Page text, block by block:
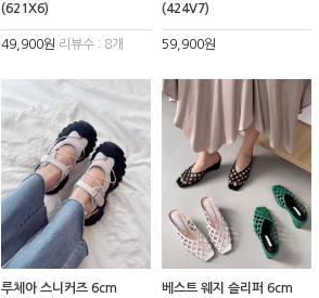
(621X6)
49,900원 리뷰수 : 8개
(424V7)
59,900원
루체아 스니커즈 6cm
베스트 웨지 슬리퍼 6cm